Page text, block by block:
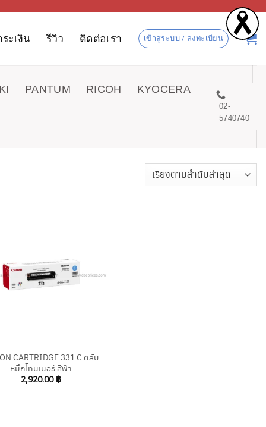
ะเงิน รีวิว ติดต่อเรา เข้าสู่ระบบ / ลงทะเบียน
PANTUM RICOH KYOCERA
02-
5740740
CARTRIDGE 331 C ตลับ
หมึกโทนเนอร์ สีฟ้า
2,920.00 ฿